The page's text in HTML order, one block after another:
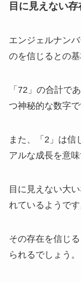
目に見えない
エンジェルナン
のを信じるとの
「72」の合計で
つ神秘的な数字で
また、「2」は信
アルな成長を意
目に見えない大
れているようです
その存在を信じ
られるでしょう。